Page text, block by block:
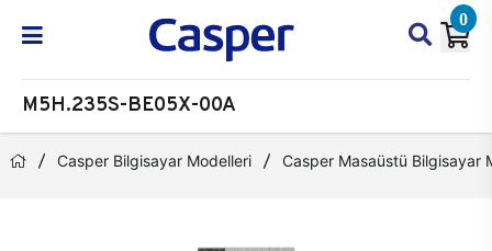
0
M5H.235S-BE05X-00A
Casper Bilgisayar Modelleri Casper Masaüstü Bilgisayar